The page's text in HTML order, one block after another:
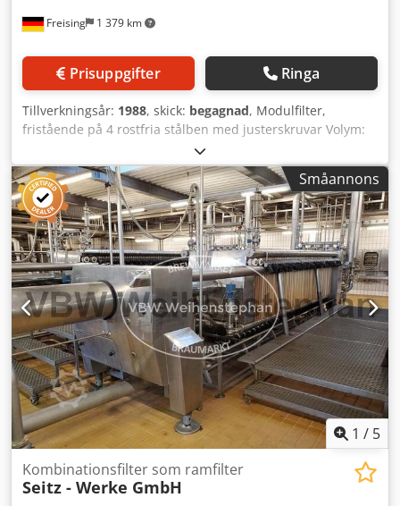
Freising 1 379 km
Prisuppgifter Ringa
Tillverkningsår: 1988, skick: begagnad, Modulfilter,
fristående på 4 rostfria stålben med justerskruvar Volym:
197 l Arbetstryck: 10 bar Max. arbetstemperatur: 121 °C
Längd: 0,442 m Chodpfxsxwy U Ho Aphea Bredd: 0,442 m
Höjd: 1,93 m Material: rostfritt stål Grundkonstruktion:
stående på ben Utrustning: stängning med 12
klämskruvar; tankanslutningar DN 50; komplett med alla
armaturer, manometer Silarörshöjd: 0,99 m;
silarörsdiameter: 47 mm
Småannons
1 / 5
Kombinationsfilter som ramfilter
Seitz - Werke GmbH